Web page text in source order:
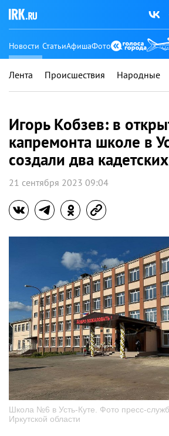
Новости СтатьиАфишаФото
Лента Происшествия Народные
Игорь Кобзев: в
капремонта школе в
создали два
21 сентября 2023 09:04
Школа №6 в Усть-Куте. Фото пресс-
Иркутской области